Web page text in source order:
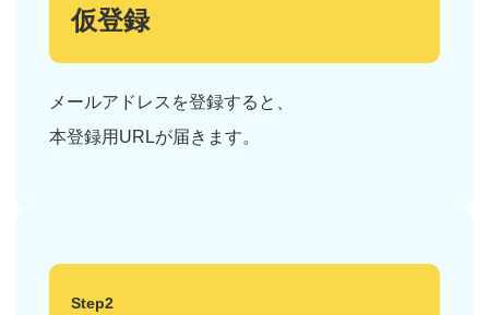
仮登録
メールアドレスを登録すると、
本登録用URLが届きます。
Step2